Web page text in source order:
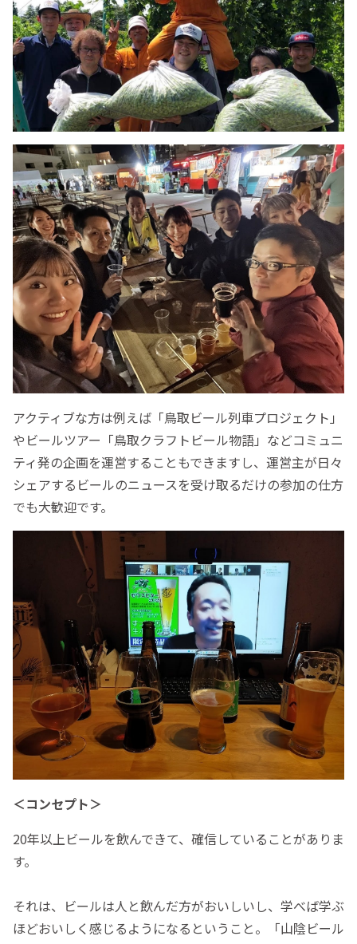
アクティブな方は例えば「鳥取ビール列車プロジェクト」
やビールツアー「鳥取クラフトビール物語」などコミュニ
ティ発の企画を運営することもできますし、運営主が日々
シェアするビールのニュースを受け取るだけの参加の仕方
でも大歓迎です。
＜コンセプト＞
20年以上ビールを飲んできて、確信していることがありま
す。
それは、ビールは人と飲んだ方がおいしいし、学べば学ぶ
ほどおいしく感じるようになるということ。「山陰ビール